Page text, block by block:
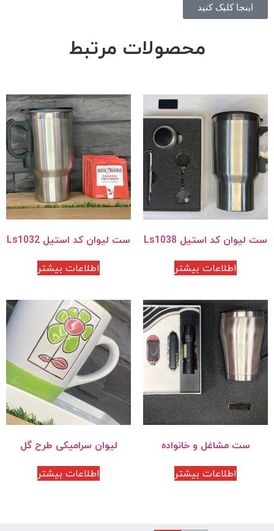
اینجا کلیک کنید
محصولات مرتبط
ست لیوان کد استیل Ls1038
اطلاعات بیشتر
ست لیوان کد استیل Ls1032
اطلاعات بیشتر
ست مشاغل و خانواده
اطلاعات بیشتر
لیوان سرامیکی طرح گل
اطلاعات بیشتر